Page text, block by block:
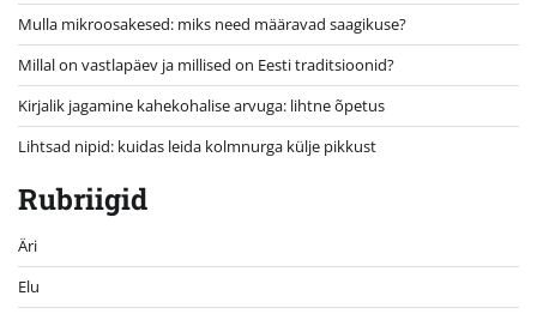
Mulla mikroosakesed: miks need määravad saagikuse?
Millal on vastlapäev ja millised on Eesti traditsioonid?
Kirjalik jagamine kahekohalise arvuga: lihtne õpetus
Lihtsad nipid: kuidas leida kolmnurga külje pikkust
Rubriigid
Äri
Elu